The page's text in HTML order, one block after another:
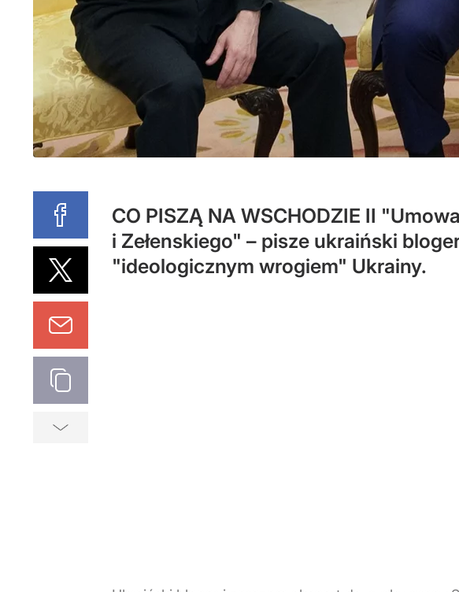
CO PISZĄ NA WSCHODZIE II
i Zełenskiego" – pisze ukraiński
"ideologicznym wrogiem" Ukrainy.